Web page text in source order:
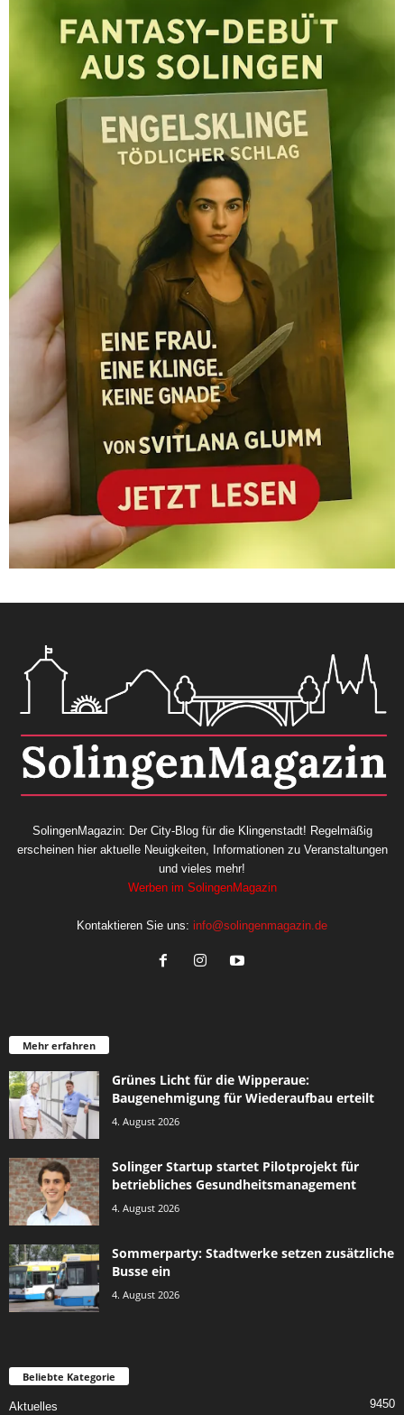
SolingenMagazin: Der City-Blog für die Klingenstadt! Regelmäßig
erscheinen hier aktuelle Neuigkeiten, Informationen zu Veranstaltungen
und vieles mehr!
Werben im SolingenMagazin
Kontaktieren Sie uns: info@solingenmagazin.de
Mehr erfahren
Grünes Licht für die Wipperaue:
Baugenehmigung für Wiederaufbau erteilt
4. August 2026
Solinger Startup startet Pilotprojekt für
betriebliches Gesundheitsmanagement
4. August 2026
Sommerparty: Stadtwerke setzen zusätzliche
Busse ein
4. August 2026
Beliebte Kategorie
Aktuelles 9450